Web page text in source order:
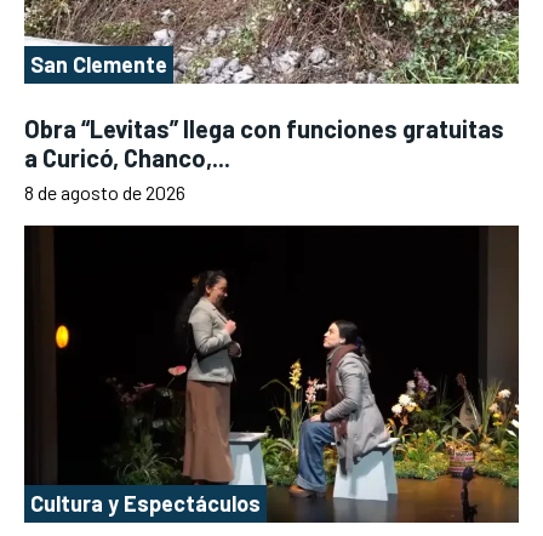
San Clemente
Obra “Levitas” llega con funciones gratuitas
a Curicó, Chanco,...
8 de agosto de 2026
Cultura y Espectáculos